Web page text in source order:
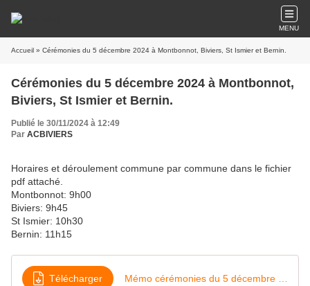
MENU
Accueil » Cérémonies du 5 décembre 2024 à Montbonnot, Biviers, St Ismier et Bernin.
Cérémonies du 5 décembre 2024 à Montbonnot,
Biviers, St Ismier et Bernin.
Publié le 30/11/2024 à 12:49
Par ACBIVIERS
Horaires et déroulement commune par commune dans le fichier
pdf attaché.
Montbonnot: 9h00
Biviers: 9h45
St Ismier: 10h30
Bernin: 11h15
Télécharger